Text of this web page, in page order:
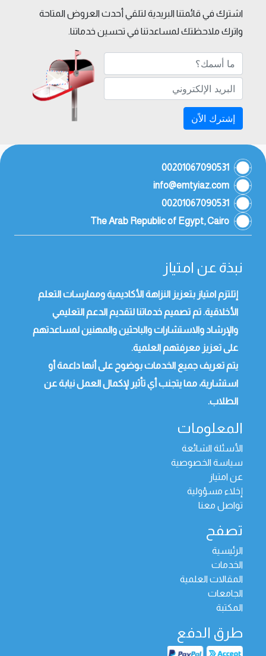
اشترك في قائمتنا البريدية لتلقي أحدث العروض المتاحة
واترك ملاحظتك لمساعدتنا في تحسين خدماتنا.
إشترك الاًن
00201067090531
info@emtyiaz.com
00201067090531
The Arab Republic of Egypt, Cairo
نبذة عن امتياز
إتلتزم امتياز بتعزيز النزاهة الأكاديمية وممارسات التعلم
الأخلاقية. تم تصميم خدماتنا لتقديم الدعم التعليمي
والإرشاد والاستشارات والباحثين والمهنين لمساعدتهم
على تعزيز معرفتهم العلمية.
يتم تعريف جميع الخدمات بوضوح على أنها داعمة أو
استشارية، مما يتجنب أي تأثير لإكمال العمل نيابة عن
الطلاب.
المعلومات
الأسئلة الشائعة
سياسة الخصوصية
عن امتياز
إخلاء مسؤولية
تواصل معنا
تصفح
الرئيسية
الخدمات
المقالات العلمية
الجامعات
المكتبة
طرق الدفع